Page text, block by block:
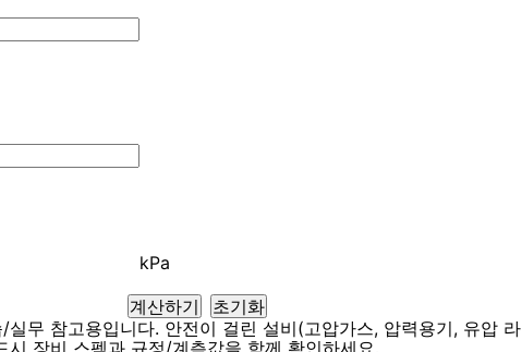
kPa
계산하기
초기화
실무 참고용입니다. 안전이 걸린 설비(고압가스, 압력용기, 유압 라
시 장비 스펙과 규정/계측값을 함께 확인하세요.